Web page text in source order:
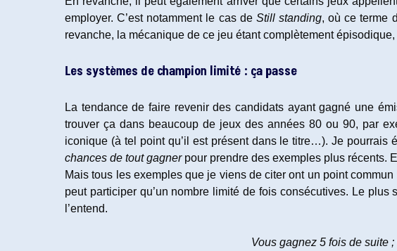
employer. C’est notamment le cas de Still standing, où ce terme
revanche, la mécanique de ce jeu étant complètement
Les systèmes de champion limité : ça passe
La tendance de faire revenir des candidats ayant gagné une
trouver ça dans beaucoup de jeux des années 80 ou 90, par
iconique (à tel point qu’il est présent dans le titre…). Je pourrais
chances de tout gagnerpour prendre des exemples plus récents.
Mais tous les exemples que je viens de citer ont un point
peut participer qu’un nombre limité de fois consécutives. Le
l’entend.
Vous gagnez 5 fois de suite